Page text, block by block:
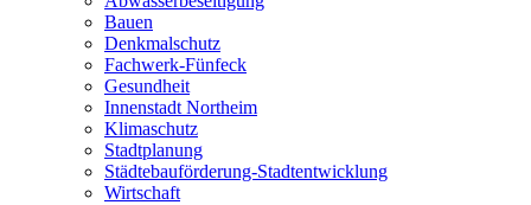
Bauen
Denkmalschutz
Fachwerk-Fünfeck
Gesundheit
Innenstadt Northeim
Klimaschutz
Stadtplanung
Städtebauförderung-Stadtentwicklung
Wirtschaft